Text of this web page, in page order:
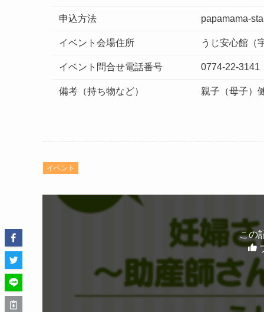
申込方法 papamama-
イベント会場住所 うじ安心館（
イベント問合せ電話番号 0774-22-3141
備考（持ち物など） 親子（母子）
イベント
この